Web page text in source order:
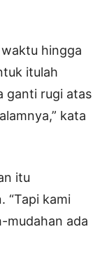
hingga
itulah
ganti rugi atas
kata
itu
“Tapi kami
mudahan ada